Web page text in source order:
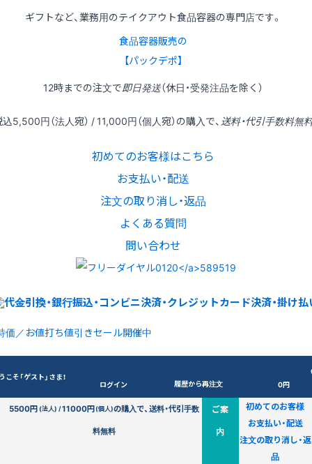
ギフトなど、業務用のテイクアウト食品容器の専門店です。
食品容器販売の
【パックデポ】
12時までの注文で即日発送（休日・受発注品を除く）
込5,500円（法人宛） / 11,000円（個人宛）の購入で、 送料・代引手数料無
初めてのお客様はこちら
お支払い・配送
注文の取り消し・返品
よくある質問
問い合わせ
価／お値打ち値引きセール開催中
こそ「ゲスト」さま！
ログイン 履歴から再注文
0円
5500円(法人) /11000円(個人)の購入で、送料・代引手数
料無料
ご案
内
初めてのお客様
お支払い・配送
注文の取り消し・返
品